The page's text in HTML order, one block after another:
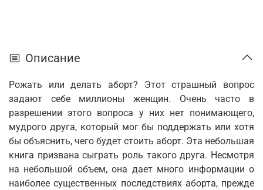
Описание
Рожать или делать аборт? Этот страшный вопрос
задают себе миллионы женщин. Очень часто в
разрешении этого вопроса у них нет понимающего,
мудрого друга, который мог бы поддержать или хотя
бы объяснить, чего будет стоить аборт. Эта небольшая
книга призвана сыграть роль такого друга. Несмотря
на небольшой объем, она дает много информации о
наиболее существенных последствиях аборта, прежде